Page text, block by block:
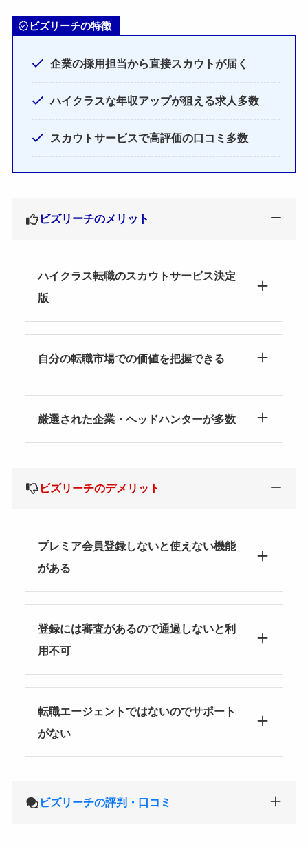
ビズリーチの特徴
企業の採用担当から直接スカウトが届く
ハイクラスな年収アップが狙える求人多数
スカウトサービスで高評価の口コミ多数
ビズリーチのメリット
ハイクラス転職のスカウトサービス決定
版
自分の転職市場での価値を把握できる
厳選された企業・ヘッドハンターが多数
ビズリーチのデメリット
プレミア会員登録しないと使えない機能
がある
登録には審査があるので通過しないと利
用不可
転職エージェントではないのでサポート
がない
ビズリーチの評判・口コミ